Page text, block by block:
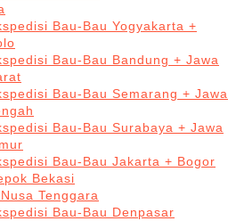
Bau-Bau Yogyakarta +
Bau-Bau Bandung + Jawa
Bau-Bau Semarang + Jawa
Bau-Bau Surabaya + Jawa
Bau-Bau Jakarta + Bogor
Bekasi
Tenggara
Bau-Bau Denpasar